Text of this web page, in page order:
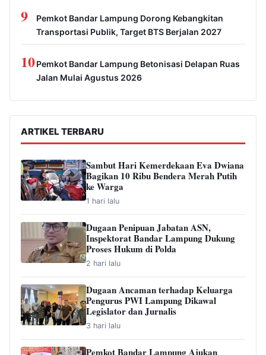
9
Pemkot Bandar Lampung Dorong Kebangkitan
Transportasi Publik, Target BTS Berjalan 2027
10Pemkot Bandar Lampung Betonisasi Delapan Ruas
Jalan Mulai Agustus 2026
ARTIKEL TERBARU
Sambut Hari Kemerdekaan Eva Dwiana
Bagikan 10 Ribu Bendera Merah Putih
ke Warga
1 hari lalu
Dugaan Penipuan Jabatan ASN,
Inspektorat Bandar Lampung Dukung
Proses Hukum di Polda
2 hari lalu
Dugaan Ancaman terhadap Keluarga
Pengurus PWI Lampung Dikawal
Legislator dan Jurnalis
3 hari lalu
Pemkot Bandar Lampung Ajukan